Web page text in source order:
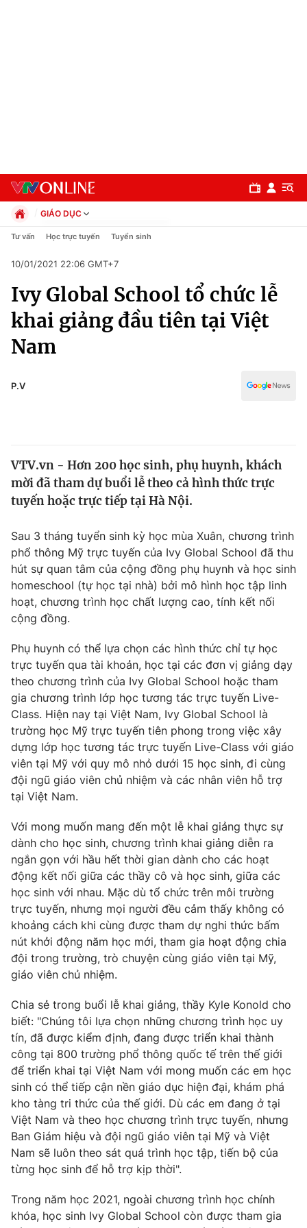
Chuyên mục
Chính trị
Xã hội
Pháp luật
Thế giới
Tin tức
Câu chuyện quốc tế
Kinh tế
Tài chính
Thị trường
Góc doanh nghiệp
Dữ liệu và đời sống
Truyền hình
Phim VTV
Hậu trường
Nhân vật
Khán giả
Giải sao mai
Giải trí
Điện ảnh
Âm nhạc
Sao
Đời sống
Du lịch
Làm đẹp
Chất lượng cuộc sống
Giáo dục
Tuyển sinh
Học trực tuyến
Công nghệ
Hitech Công nghệ tương lai
Sản phẩm
Thị trường
Tư vấn
Giao lưu trực tuyến
Lịch phát sóng
Chuyên mục khác
Emagazine Podcast
Photo Infographic
Video
VTV Money VTV Thể thao
VTV Sức khoẻ Bất động sản
Thị trường 24h Tấm lòng Việt
VTV4 Vươn mình bằng AI
Liên hệ tòa soạn English
GIÁO DỤC
Chính trị
Pháp luật
Kinh tế
Thể thao
Truyền hình
Văn hóa - Giải trí
Tư vấn Học trực tuyến Tuyển sinh
10/01/2021 22:06 GMT+7
Ivy Global School tổ chức lễ
khai giảng đầu tiên tại Việt
Nam
P.V
VTV.vn - Hơn 200 học sinh, phụ huynh, khách
mời đã tham dự buổi lễ theo cả hình thức trực
tuyến hoặc trực tiếp tại Hà Nội.
Sau 3 tháng tuyển sinh kỳ học mùa Xuân, chương trình
phổ thông Mỹ trực tuyến của Ivy Global School đã thu
hút sự quan tâm của cộng đồng phụ huynh và học sinh
homeschool (tự học tại nhà) bởi mô hình học tập linh
hoạt, chương trình học chất lượng cao, tính kết nối
cộng đồng.
Phụ huynh có thể lựa chọn các hình thức chỉ tự học
trực tuyến qua tài khoản, học tại các đơn vị giảng dạy
theo chương trình của Ivy Global School hoặc tham
gia chương trình lớp học tương tác trực tuyến Live-
Class. Hiện nay tại Việt Nam, Ivy Global School là
trường học Mỹ trực tuyến tiên phong trong việc xây
dựng lớp học tương tác trực tuyến Live-Class với giáo
viên tại Mỹ với quy mô nhỏ dưới 15 học sinh, đi cùng
đội ngũ giáo viên chủ nhiệm và các nhân viên hỗ trợ
tại Việt Nam.
Với mong muốn mang đến một lễ khai giảng thực sự
dành cho học sinh, chương trình khai giảng diễn ra
ngắn gọn với hầu hết thời gian dành cho các hoạt
động kết nối giữa các thầy cô và học sinh, giữa các
học sinh với nhau. Mặc dù tổ chức trên môi trường
trực tuyến, nhưng mọi người đều cảm thấy không có
khoảng cách khi cùng được tham dự nghi thức bấm
nút khởi động năm học mới, tham gia hoạt động chia
đội trong trường, trò chuyện cùng giáo viên tại Mỹ,
giáo viên chủ nhiệm.
Chia sẻ trong buổi lễ khai giảng, thầy Kyle Konold cho
biết: "Chúng tôi lựa chọn những chương trình học uy
tín, đã được kiểm định, đang được triển khai thành
công tại 800 trường phổ thông quốc tế trên thế giới
để triển khai tại Việt Nam với mong muốn các em học
sinh có thể tiếp cận nền giáo dục hiện đại, khám phá
kho tàng tri thức của thế giới. Dù các em đang ở tại
Việt Nam và theo học chương trình trực tuyến, nhưng
Ban Giám hiệu và đội ngũ giáo viên tại Mỹ và Việt
Nam sẽ luôn theo sát quá trình học tập, tiến bộ của
từng học sinh để hỗ trợ kịp thời".
Trong năm học 2021, ngoài chương trình học chính
khóa, học sinh Ivy Global School còn được tham gia